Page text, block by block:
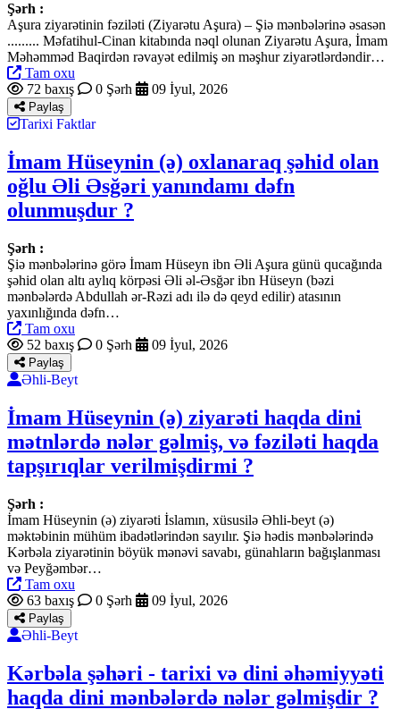
Şərh :
Aşura ziyarətinin fəziləti (Ziyarətu Aşura) – Şiə mənbələrinə əsasən
......... Məfatihul-Cinan kitabında nəql olunan Ziyarətu Aşura, İmam
Məhəmməd Baqirdən rəvayət edilmiş ən məşhur ziyarətlərdəndir…
Tam oxu
72 baxış
0 Şərh 09 İyul, 2026
Paylaş
Tarixi Faktlar
İmam Hüseynin (ə) oxlanaraq şəhid olan
oğlu Əli Əsğəri yanındamı dəfn
olunmuşdur ?
Şərh :
Şiə mənbələrinə görə İmam Hüseyn ibn Əli Aşura günü qucağında
şəhid olan altı aylıq körpəsi Əli əl-Əsğər ibn Hüseyn (bəzi
mənbələrdə Abdullah ər-Rəzi adı ilə də qeyd edilir) atasının
yaxınlığında dəfn…
Tam oxu
52 baxış
0 Şərh 09 İyul, 2026
Paylaş
Əhli-Beyt
İmam Hüseynin (ə) ziyarəti haqda dini
mətnlərdə nələr gəlmiş, və fəziləti haqda
tapşırıqlar verilmişdirmi ?
Şərh :
İmam Hüseynin (ə) ziyarəti İslamın, xüsusilə Əhli-beyt (ə)
məktəbinin mühüm ibadətlərindən sayılır. Şiə hədis mənbələrində
Kərbəla ziyarətinin böyük mənəvi savabı, günahların bağışlanması
və Peyğəmbər…
Tam oxu
63 baxış
0 Şərh 09 İyul, 2026
Paylaş
Əhli-Beyt
Kərbəla şəhəri - tarixi və dini əhəmiyyəti
haqda dini mənbələrdə nələr gəlmişdir ?